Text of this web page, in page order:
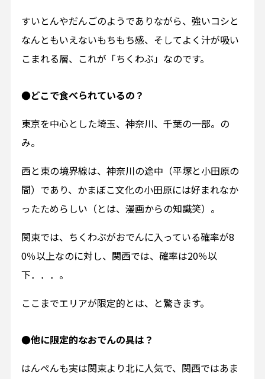
すいとんやだんごのようでありながら、強いコシと
なんともいえないもちもち感、そしてよく汁が吸い
こまれる層、これが「ちくわぶ」なのです。
●どこで食べられているの？
東京を中心とした埼玉、神奈川、千葉の一部。の
み。
西と東の境界線は、神奈川の途中（平塚と小田原の
間）であり、かまぼこ文化の小田原には好まれなか
ったためらしい（とは、漫画からの知識笑）。
関東では、ちくわぶがおでんに入っている確率が8
0％以上なのに対し、関西では、確率は20％以
下．．．。
ここまでエリアが限定的とは、と驚きます。
●他に限定的なおでんの具は？
はんぺんも実は関東より北に人気で、関西ではあま